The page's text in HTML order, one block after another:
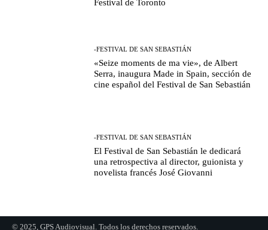
Festival de Toronto
-FESTIVAL DE SAN SEBASTIÁN
«Seize moments de ma vie», de Albert
Serra, inaugura Made in Spain, sección de
cine español del Festival de San Sebastián
-FESTIVAL DE SAN SEBASTIÁN
El Festival de San Sebastián le dedicará
una retrospectiva al director, guionista y
novelista francés José Giovanni
© 2025, GPS Audiovisual. Todos los derechos reservados.